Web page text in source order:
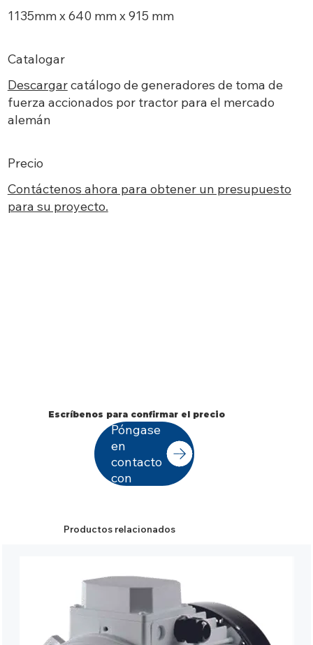
1135mm x 640 mm x 915 mm
Catalogar
Descargarcatálogo de generadores de toma de
fuerza accionados por tractor para el mercado
alemán
Precio
Contáctenos ahora para obtener un presupuesto
para su proyecto.
Escríbenos para confirmar el precio
Póngase
en
contacto
con
Productos relacionados